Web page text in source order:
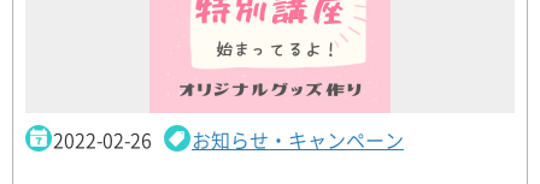
2022-02-26 お知らせ・キャンペーン